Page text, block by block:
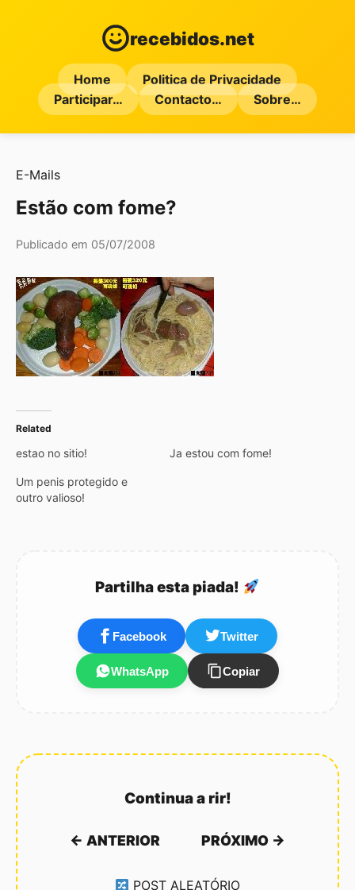
recebidos.net
Home
Politica de Privacidade
Participar…
Contacto… Sobre…
E-Mails
Estão com fome?
Publicado em 05/07/2008
Related
estao no sitio! Ja estou com fome!
Um penis protegido e
outro valioso!
Partilha esta piada!
Facebook Twitter
WhatsApp Copiar
Continua a rir!
← ANTERIOR PRÓXIMO →
POST ALEATÓRIO